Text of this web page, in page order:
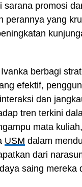
sarana promosi
perannya yang
berbagi
efektif,
dan
tren terkini
mata
USM dalam
dari
saing mereka